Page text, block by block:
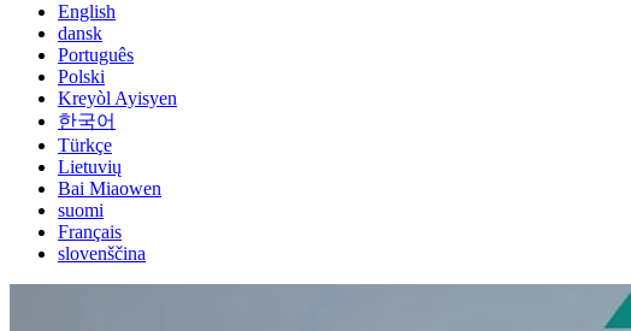
English
dansk
Português
Polski
Kreyòl Ayisyen
한국어
Türkçe
Lietuvių
Bai Miaowen
suomi
Français
slovenščina